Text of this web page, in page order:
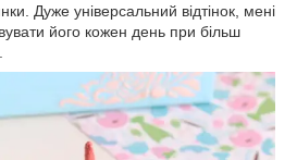
Дуже універсальний відтінок, мені
його кожен день при більш